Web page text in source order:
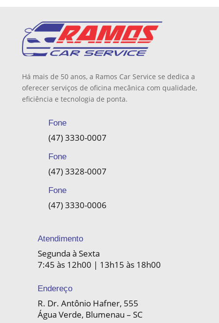
Há mais de 50 anos, a Ramos Car Service se dedica a
oferecer serviços de oficina mecânica com qualidade,
eficiência e tecnologia de ponta.
Fone
(47) 3330-0007
Fone
(47) 3328-0007
Fone
(47) 3330-0006
Atendimento
Segunda à Sexta
7:45 às 12h00 | 13h15 às 18h00
Endereço
R. Dr. Antônio Hafner, 555
Água Verde, Blumenau – SC